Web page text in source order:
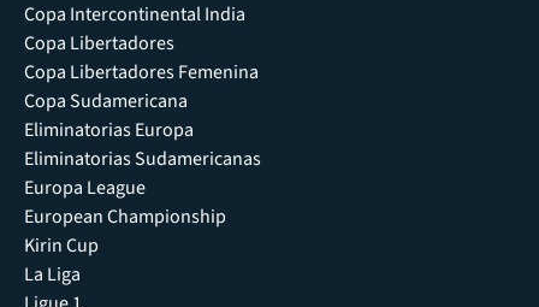
Copa Intercontinental India
Copa Libertadores
Copa Libertadores Femenina
Copa Sudamericana
Eliminatorias Europa
Eliminatorias Sudamericanas
Europa League
European Championship
Kirin Cup
La Liga